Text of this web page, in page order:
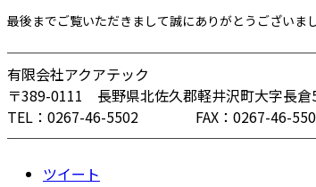
最後までご覧いただきまして誠にありがとうございまし
有限会社アクアテック
〒389-0111 長野県北佐久郡軽井沢町大字長倉
TEL：0267-46-5502 FAX：0267-46-
ツイート